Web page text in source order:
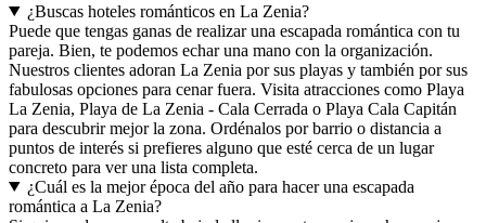
¿Buscas hoteles románticos en La Zenia?
Puede que tengas ganas de realizar una escapada romántica con tu
pareja. Bien, te podemos echar una mano con la organización.
Nuestros clientes adoran La Zenia por sus playas y también por sus
fabulosas opciones para cenar fuera. Visita atracciones como Playa
La Zenia, Playa de La Zenia - Cala Cerrada o Playa Cala Capitán
para descubrir mejor la zona. Ordénalos por barrio o distancia a
puntos de interés si prefieres alguno que esté cerca de un lugar
concreto para ver una lista completa.
¿Cuál es la mejor época del año para hacer una escapada
romántica a La Zenia?